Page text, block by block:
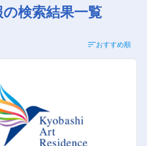
検索結果一覧
おすすめ順